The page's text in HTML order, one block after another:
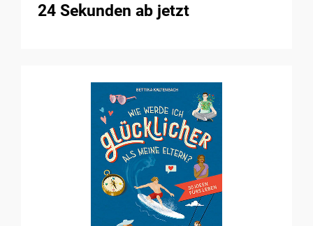
24 Sekunden ab jetzt